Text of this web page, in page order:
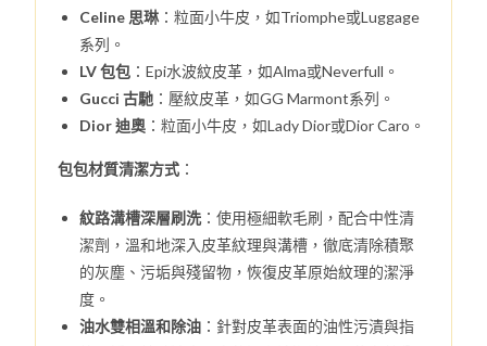
Celine 思琳：粒面小牛皮，如Triomphe或Luggage
系列。
LV 包包 ：Epi水波紋皮革，如Alma或Neverfull。
Gucci 古馳 ：壓紋皮革，如GG Marmont系列。
Dior 迪奧 ：粒面小牛皮，如Lady Dior或Dior Caro。
包包材質清潔方式 ：
紋路溝槽深層刷洗 ：使用極細軟毛刷，配合中性清
潔劑，溫和地深入皮革紋理與溝槽，徹底清除積聚
的灰塵、污垢與殘留物，恢復皮革原始紋理的潔淨
度。
油水雙相溫和除油 ：針對皮革表面的油性污漬與指